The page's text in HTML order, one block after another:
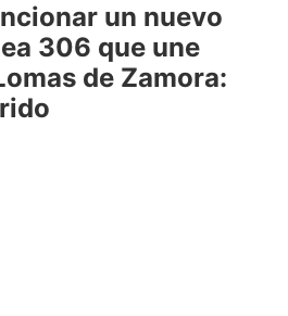
un nuevo
306 que une
de Zamora: